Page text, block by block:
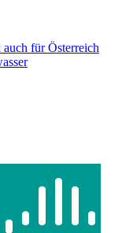
für Österreich